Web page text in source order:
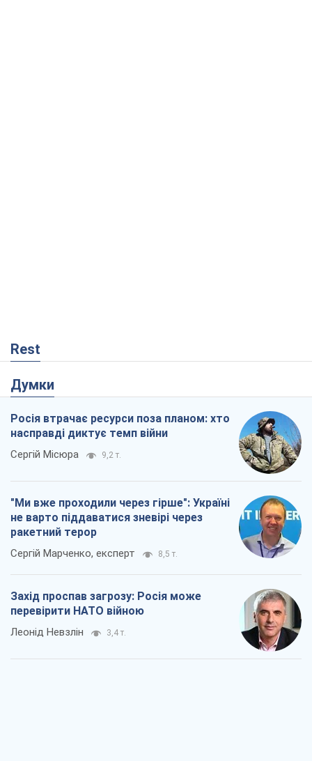
Rest
Думки
Росія втрачає ресурси поза планом: хто
насправді диктує темп війни
Сергій Місюра 9,2 т.
"Ми вже проходили через гірше": Україні
не варто піддаватися зневірі через
ракетний терор
Сергій Марченко, експерт 8,5 т.
Захід проспав загрозу: Росія може
перевірити НАТО війною
Леонід Невзлін 3,4 т.